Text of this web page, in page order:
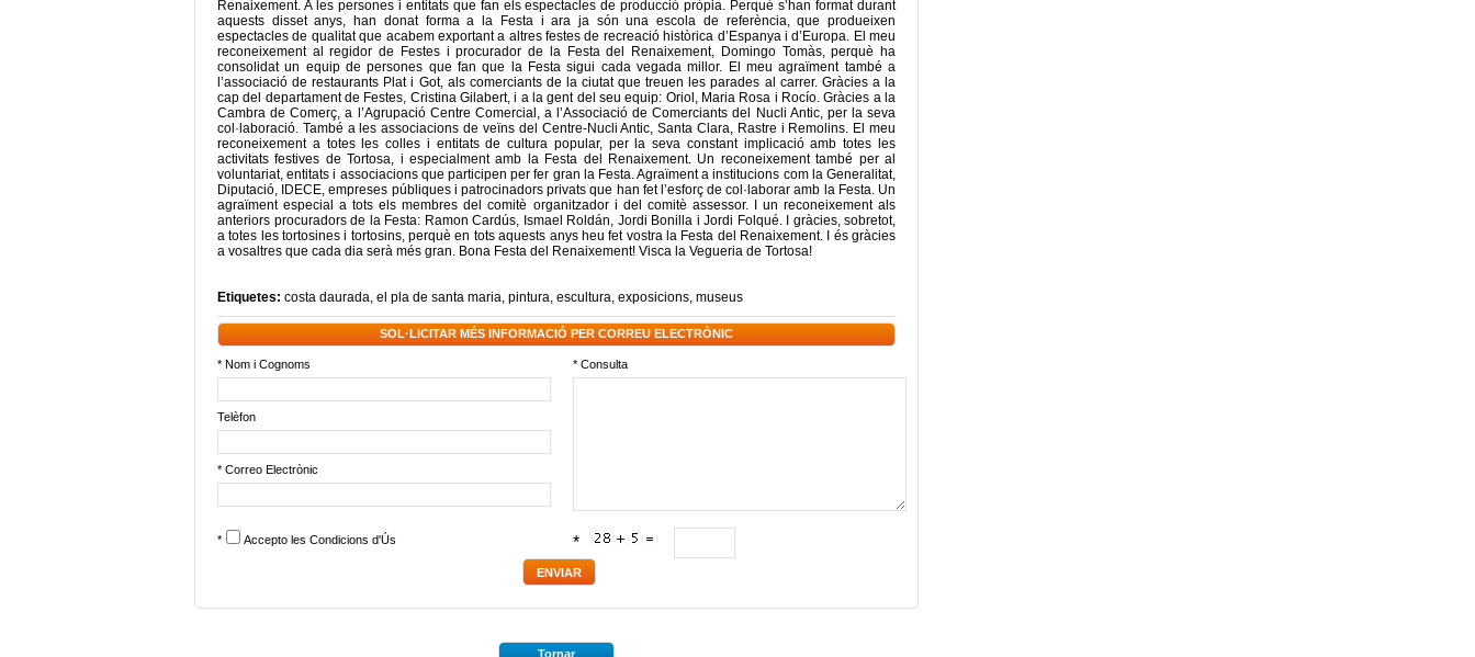
Renaixement. A les persones i entitats que fan els espectacles de producció pròpia. Perquè s’han format durant
aquests disset anys, han donat forma a la Festa i ara ja són una escola de referència, que produeixen
espectacles de qualitat que acabem exportant a altres festes de recreació històrica d’Espanya i d’Europa. El meu
reconeixement al regidor de Festes i procurador de la Festa del Renaixement, Domingo Tomàs, perquè ha
consolidat un equip de persones que fan que la Festa sigui cada vegada millor. El meu agraïment també a
l’associació de restaurants Plat i Got, als comerciants de la ciutat que treuen les parades al carrer. Gràcies a la
cap del departament de Festes, Cristina Gilabert, i a la gent del seu equip: Oriol, Maria Rosa i Rocío. Gràcies a la
Cambra de Comerç, a l’Agrupació Centre Comercial, a l’Associació de Comerciants del Nucli Antic, per la seva
col·laboració. També a les associacions de veïns del Centre-Nucli Antic, Santa Clara, Rastre i Remolins. El meu
reconeixement a totes les colles i entitats de cultura popular, per la seva constant implicació amb totes les
activitats festives de Tortosa, i especialment amb la Festa del Renaixement. Un reconeixement també per al
voluntariat, entitats i associacions que participen per fer gran la Festa. Agraïment a institucions com la Generalitat,
Diputació, IDECE, empreses públiques i patrocinadors privats que han fet l’esforç de col·laborar amb la Festa. Un
agraïment especial a tots els membres del comitè organitzador i del comitè assessor. I un reconeixement als
anteriors procuradors de la Festa: Ramon Cardús, Ismael Roldán, Jordi Bonilla i Jordi Folqué. I gràcies, sobretot,
a totes les tortosines i tortosins, perquè en tots aquests anys heu fet vostra la Festa del Renaixement. I és gràcies
a vosaltres que cada dia serà més gran. Bona Festa del Renaixement! Visca la Vegueria de Tortosa!
Etiquetes: costa daurada, el pla de santa maria, pintura, escultura, exposicions, museus
SOL·LICITAR MÉS INFORMACIÓ PER CORREU ELECTRÒNIC
* Nom i Cognoms * Consulta
Telèfon
* Correo Electrònic
* Accepto les Condicions d'Ús *
Tornar